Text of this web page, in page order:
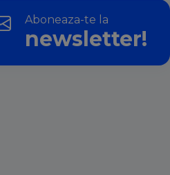
Aboneaza-te la
newsletter!